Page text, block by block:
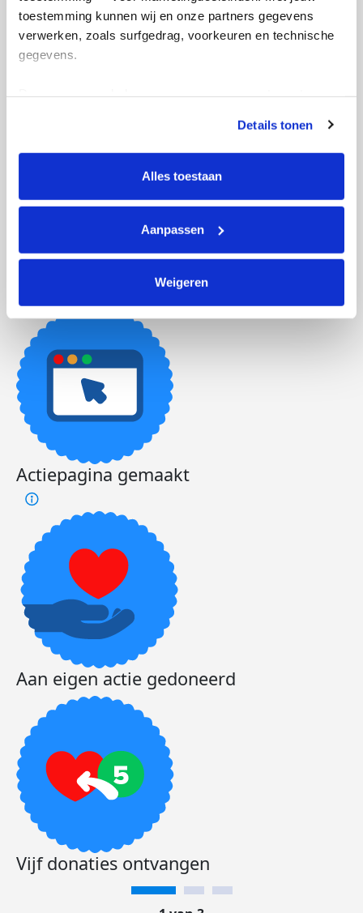
toestemming kunnen wij en onze partners gegevens
verwerken, zoals surfgedrag, voorkeuren en technische
gegevens.
tonen. Je kunt je toestemming op elk moment wijzigen of
intrekken via Cookie instellingen onderaan de pagina. De
lijst met cookies is te vinden in het tabblad “details”.
Details tonen
Alles toestaan
Aanpassen
Weigeren
Badges
Actiepagina gemaakt
Aan eigen actie gedoneerd
Vijf donaties ontvangen